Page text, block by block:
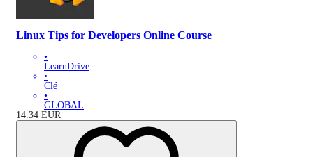
Linux Tips for Developers Online Course
•
LearnDrive
•
Clé
•
GLOBAL
14.34 EUR